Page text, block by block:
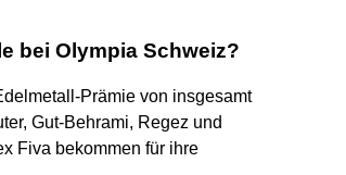
bei Olympia Schweiz?
Prämie von insgesamt
Gut-Behrami, Regez und
Fiva bekommen für ihre